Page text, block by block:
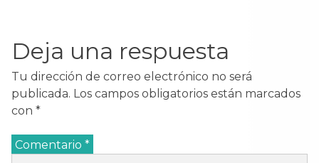
Deja una respuesta
Tu dirección de correo electrónico no será
publicada. Los campos obligatorios están marcados
con *
Comentario *